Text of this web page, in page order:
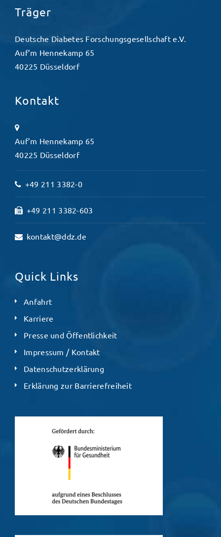
Träger
Deutsche Diabetes Forschungsgesellschaft e.V.
Auf’m Hennekamp 65
40225 Düsseldorf
Kontakt
Auf’m Hennekamp 65
40225 Düsseldorf
+49 211 3382-0
+49 211 3382-603
kontakt@ddz.de
Quick Links
Anfahrt
Karriere
Presse und Öffentlichkeit
Impressum / Kontakt
Datenschutzerklärung
Erklärung zur Barrierefreiheit